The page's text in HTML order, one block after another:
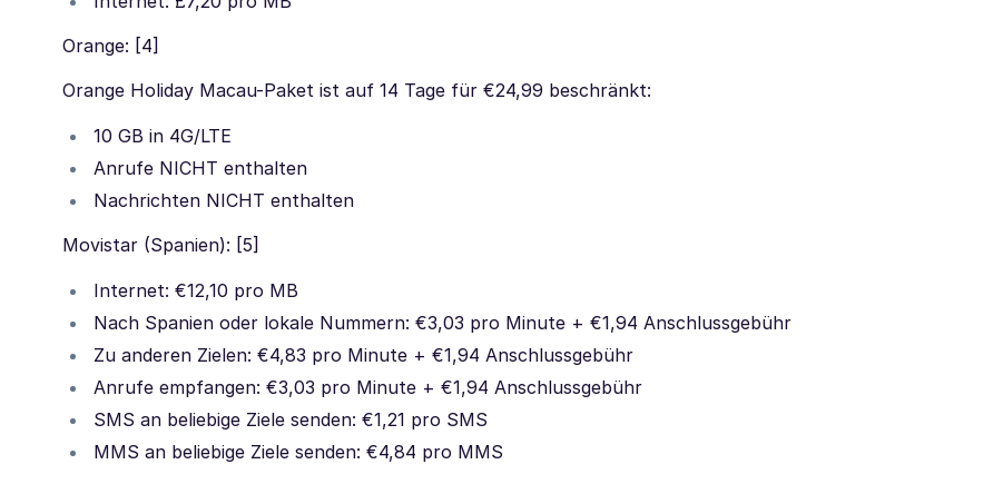
Orange: [4]
Orange Holiday Macau-Paket ist auf 14 Tage für €24,99 beschränkt:
10 GB in 4G/LTE
Anrufe NICHT enthalten
Nachrichten NICHT enthalten
Movistar (Spanien): [5]
Internet: €12,10 pro MB
Nach Spanien oder lokale Nummern: €3,03 pro Minute + €1,94 Anschlussgebühr
Zu anderen Zielen: €4,83 pro Minute + €1,94 Anschlussgebühr
Anrufe empfangen: €3,03 pro Minute + €1,94 Anschlussgebühr
SMS an beliebige Ziele senden: €1,21 pro SMS
MMS an beliebige Ziele senden: €4,84 pro MMS